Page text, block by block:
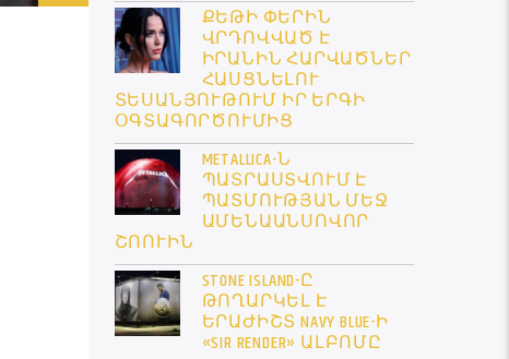
ՔԵԹԻ ՓԵՐԻՆ
ՎՐԴՈՎՎԱԾ Է
ԻՐԱՆԻՆ ՀԱՐՎԱԾՆԵՐ
ՀԱՍՑՆԵԼՈՒ
ՏԵՍԱՆՅՈՒԹՈՒՄ ԻՐ ԵՐԳԻ
ՕԳՏԱԳՈՐԾՈՒՄԻՑ
METALLICA-Ն
ՊԱՏՐԱՍՏՎՈՒՄ Է
ՊԱՏՄՈՒԹՅԱՆ ՄԵՋ
ԱՄԵՆԱԱՆՍՈՎՈՐ
ՇՈՈՒԻՆ
STONE ISLAND-Ը
ԹՈՂԱՐԿԵԼ Է
ԵՐԱԺԻՇՏ NAVY BLUE-Ի
«SIR RENDER» ԱԼԲՈՄԸ